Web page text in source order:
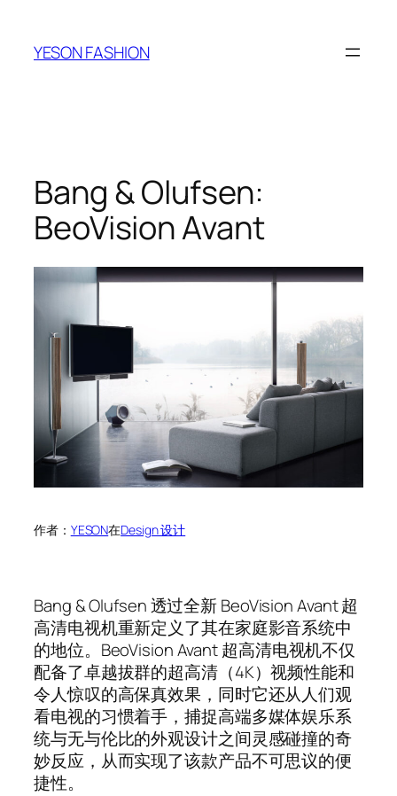
YESON FASHION
Bang & Olufsen:
BeoVision Avant
作者： YESON在Design 设计
Bang & Olufsen 透过全新 BeoVision Avant 超
高清电视机重新定义了其在家庭影音系统中
的地位。BeoVision Avant 超高清电视机不仅
配备了卓越拔群的超高清（4K）视频性能和
令人惊叹的高保真效果，同时它还从人们观
看电视的习惯着手，捕捉高端多媒体娱乐系
统与无与伦比的外观设计之间灵感碰撞的奇
妙反应，从而实现了该款产品不可思议的便
捷性。